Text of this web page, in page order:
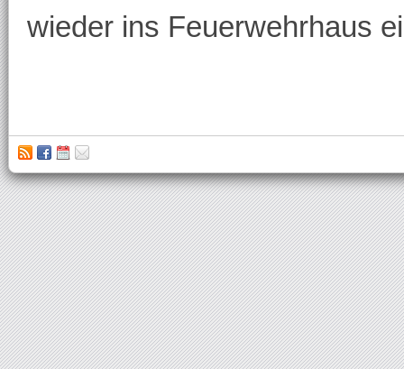
wieder ins Feuerwehrhaus